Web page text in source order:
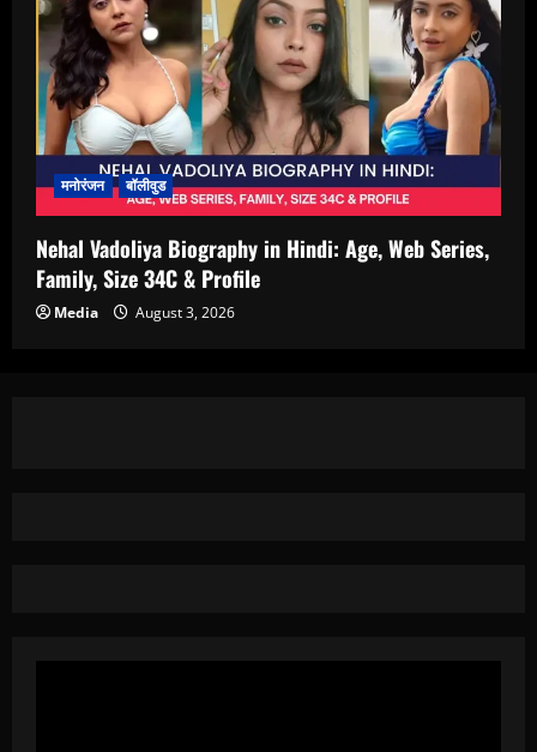
मनोरंजन बॉलीवुड
Nehal Vadoliya Biography in Hindi: Age, Web Series,
Family, Size 34C & Profile
Media August 3, 2026